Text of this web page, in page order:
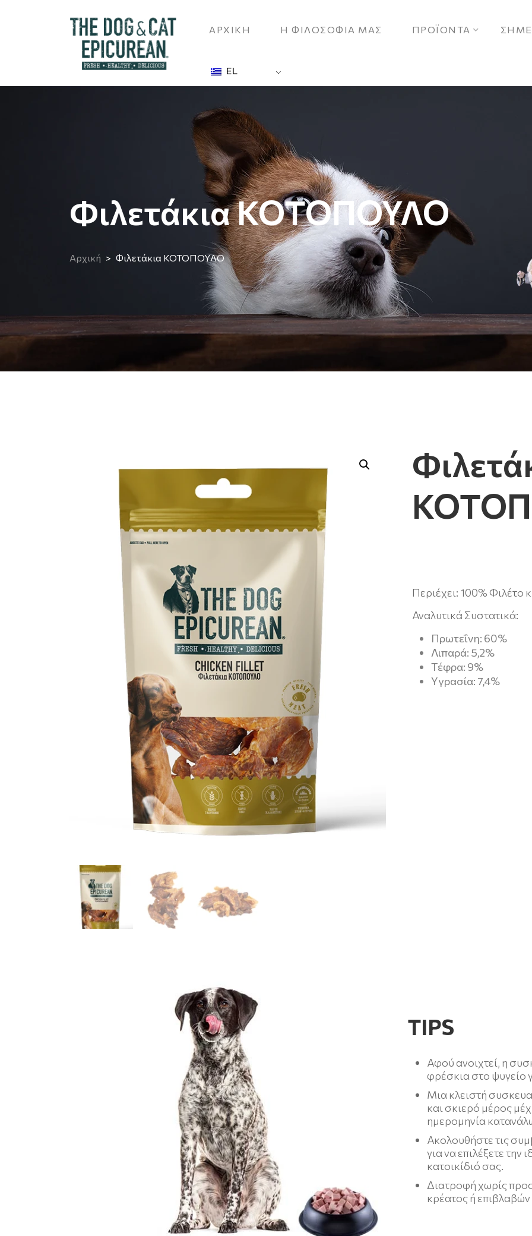
ΑΡΧΙΚΗ Η ΦΙΛΟΣΟΦΙΑ ΜΑΣ ΠΡΟΪΟΝΤΑ
EL
Φιλετάκια ΚΟΤΟΠΟΥΛΟ
Αρχική Φιλετάκια ΚΟΤΟΠΟΥΛΟ
Περιέχει: 100% Φιλέτο
Αναλυτικά Συστατικά:
Πρωτεΐνη: 60%
Λιπαρά: 5,2%
Tέφρα: 9%
Yγρασία: 7,4%
ΤIPS
Αφού ανοιχτεί, η
φρέσκια στο ψυγείο
Μια κλειστή
και σκιερό μέρος
ημερομηνία
Ακολουθήστε τις
για να επιλέξετε την
κατοικίδιό σας.
Διατροφή χωρίς
κρέατος ή